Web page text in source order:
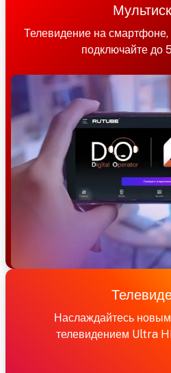
Телевидение на смартфоне,
подключайте до
Наслаждайтесь
телевидением Ultra